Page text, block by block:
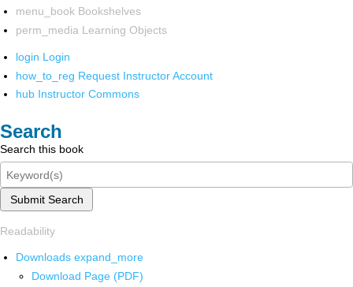
menu_book Bookshelves
perm_media Learning Objects
login Login
how_to_reg Request Instructor Account
hub Instructor Commons
Search
Search this book
Submit Search
Readability
Downloads expand_more
Download Page (PDF)